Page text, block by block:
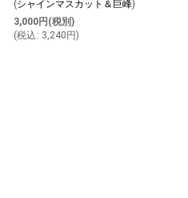
(シャインマスカット＆巨峰)
3,000円 (税別)
(税込 : 3,240 円)